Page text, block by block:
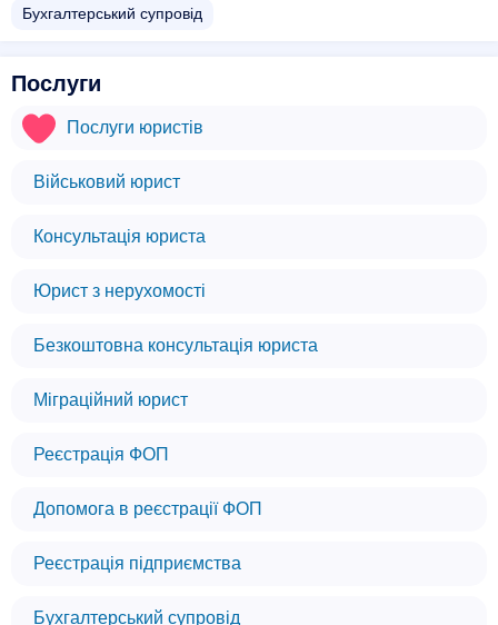
Бухгалтерський супровід
Послуги
Послуги юристів
Військовий юрист
Консультація юриста
Юрист з нерухомості
Безкоштовна консультація юриста
Міграційний юрист
Реєстрація ФОП
Допомога в реєстрації ФОП
Реєстрація підприємства
Бухгалтерський супровід